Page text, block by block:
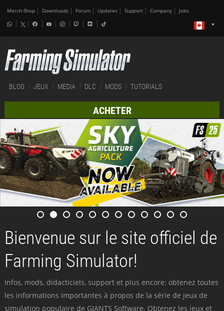
Merch-Shop Downloads Forum Updates Support Company Jobs
BLOG JEUX MEDIA DLC MODS TUTORIALS
ACHETER
Bienvenue sur le site officiel de
Farming Simulator!
Infos, mods, didacticiels, support et plus encore: obtenez toutes
les informations importantes à propos de la série de jeux de
simulation populaire de GIANTS Software. Obtenez les jeux et